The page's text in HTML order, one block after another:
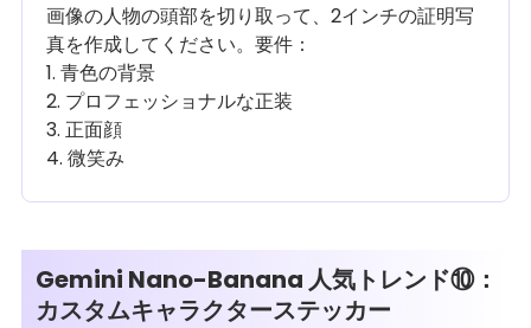
画像の人物の頭部を切り取って、2インチの証明写
真を作成してください。要件：
1. 青色の背景
2. プロフェッショナルな正装
3. 正面顔
4. 微笑み
Gemini Nano-Banana 人気トレンド⑩：
カスタムキャラクターステッカー